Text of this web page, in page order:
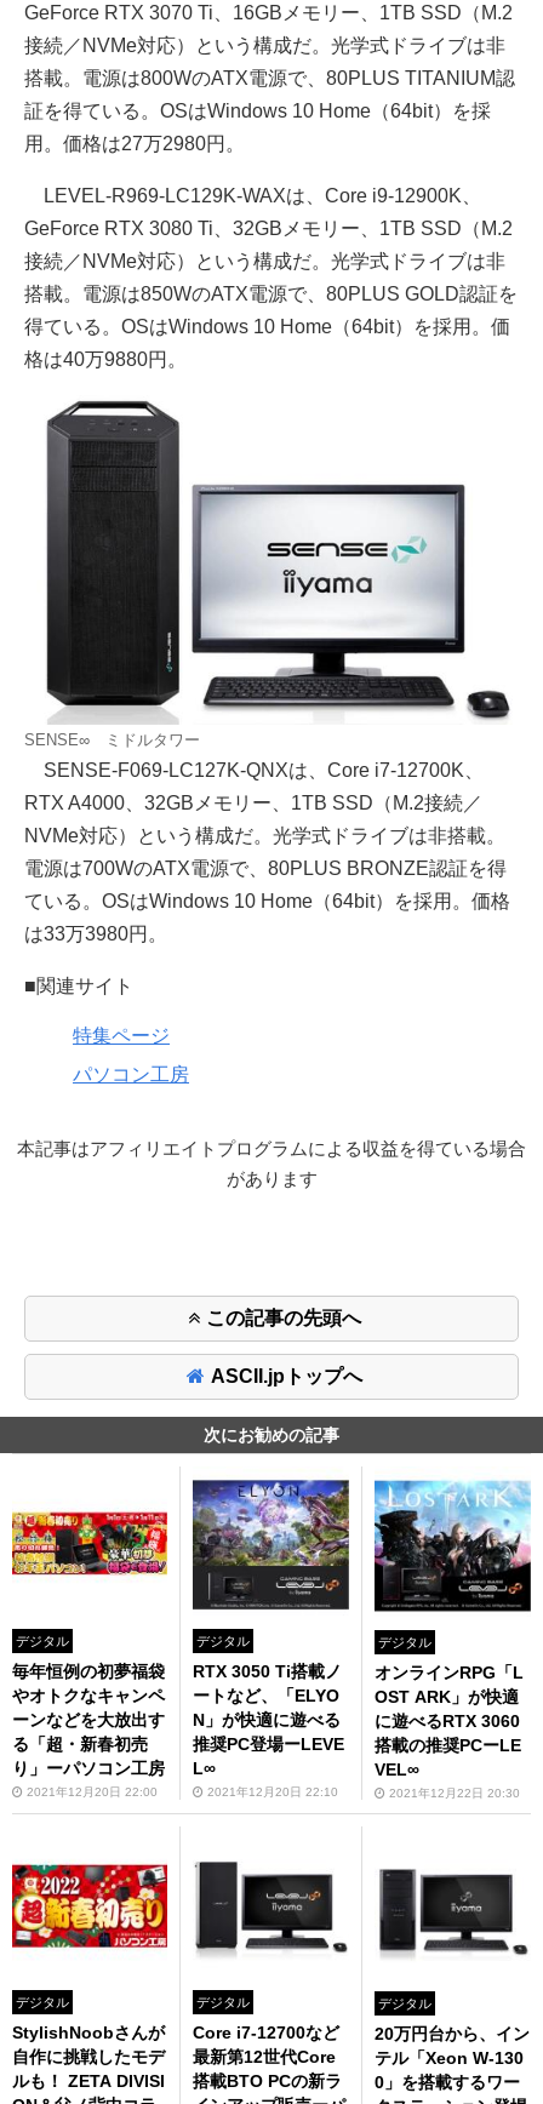
GeForce RTX 3070 Ti、16GBメモリー、1TB SSD（M.2
接続／NVMe対応）という構成だ。光学式ドライブは非
搭載。電源は800WのATX電源で、80PLUS TITANIUM認
証を得ている。OSはWindows 10 Home（64bit）を採
用。価格は27万2980円。
LEVEL-R969-LC129K-WAXは、Core i9-12900K、
GeForce RTX 3080 Ti、32GBメモリー、1TB SSD（M.2
接続／NVMe対応）という構成だ。光学式ドライブは非
搭載。電源は850WのATX電源で、80PLUS GOLD認証を
得ている。OSはWindows 10 Home（64bit）を採用。価
格は40万9880円。
SENSE∞ ミドルタワー
SENSE-F069-LC127K-QNXは、Core i7-12700K、
RTX A4000、32GBメモリー、1TB SSD（M.2接続／
NVMe対応）という構成だ。光学式ドライブは非搭載。
電源は700WのATX電源で、80PLUS BRONZE認証を得
ている。OSはWindows 10 Home（64bit）を採用。価格
は33万3980円。
■関連サイト
特集ページ
パソコン工房
本記事はアフィリエイトプログラムによる収益を得ている場合
があります
この記事の先頭へ
ASCII.jpトップへ
次にお勧めの記事
デジタル
毎年恒例の初夢福袋
やオトクなキャンペ
ーンなどを大放出す
る「超・新春初売
り」ーパソコン工房
2021年12月20日 22:00
デジタル
RTX 3050 Ti搭載ノ
ートなど、「ELYO
N」が快適に遊べる
推奨PC登場ーLEVE
L∞
2021年12月20日 22:10
デジタル
オンラインRPG「L
OST ARK」が快適
に遊べるRTX 3060
搭載の推奨PCーLE
VEL∞
2021年12月22日 20:30
デジタル
StylishNoobさんが
自作に挑戦したモデ
ルも！ ZETA DIVISI
デジタル
Core i7-12700など
最新第12世代Core
搭載BTO PCの新ラ
デジタル
20万円台から、イン
テル「Xeon W-130
0」を搭載するワー